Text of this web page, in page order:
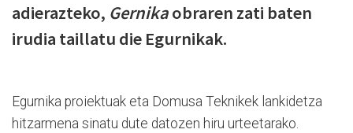
adierazteko, Gernikaobraren zati baten
irudia taillatu die Egurnikak.
Egurnika proiektuak eta Domusa Teknikek lankidetza
hitzarmena sinatu dute datozen hiru urteetarako.